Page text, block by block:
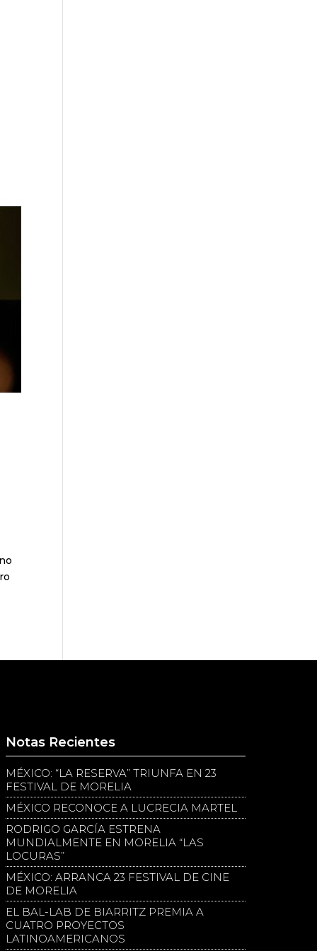
Notas Recientes
MÉXICO: “LA RESERVA” TRIUNFA EN 23
FESTIVAL DE MORELIA
MÉXICO RECONOCE A LUCRECIA MARTEL
RODRIGO GARCÍA ESTRENA
MUNDIALMENTE EN MORELIA “LAS
LOCURAS”
MÉXICO: ARRANCA 23 FESTIVAL DE CINE
DE MORELIA
EL BAL-LAB DE BIARRITZ PREMIA A
CUATRO PROYECTOS
LATINOAMERICANOS